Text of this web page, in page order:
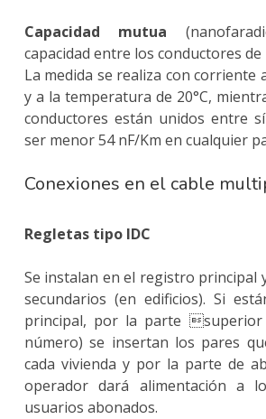
Capacidad mutua
capacidad entre los conductores
La medida se realiza con corriente
y a la temperatura de 20°C,
conductores están unidos entre
ser menor 54 nF/Km en cualquier
Conexiones en el cable
Regletas tipo IDC
Se instalan en el registro principal
secundarios (en edificios). Si
principal, por la parte superior
número) se insertan los pares
cada vivienda y por la parte de
operador dará alimentación a
usuarios abonados.